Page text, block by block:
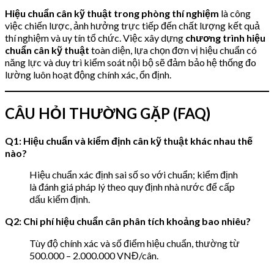
Hiệu chuẩn cân kỹ thuật trong phòng thí nghiệm là công
việc chiến lược, ảnh hưởng trực tiếp đến chất lượng kết quả
thí nghiệm và uy tín tổ chức. Việc xây dựng chương trình hiệu
chuẩn cân kỹ thuật toàn diện, lựa chọn đơn vị hiệu chuẩn có
năng lực và duy trì kiểm soát nội bộ sẽ đảm bảo hệ thống đo
lường luôn hoạt động chính xác, ổn định.
CÂU HỎI THƯỜNG GẶP (FAQ)
Q1: Hiệu chuẩn và kiểm định cân kỹ thuật khác nhau thế
nào?
Hiệu chuẩn xác định sai số so với chuẩn; kiểm định
là đánh giá pháp lý theo quy định nhà nước để cấp
dấu kiểm định.
Q2: Chi phí hiệu chuẩn cân phân tích khoảng bao nhiêu?
Tùy độ chính xác và số điểm hiệu chuẩn, thường từ
500.000 – 2.000.000 VNĐ/cân.